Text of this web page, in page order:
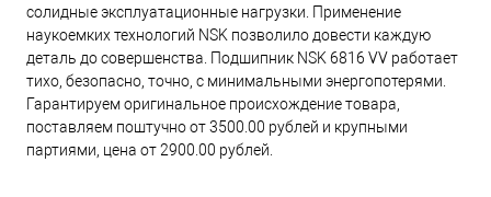
солидные эксплуатационные нагрузки. Применение
наукоемких технологий NSK позволило довести каждую
деталь до совершенства. Подшипник NSK 6816 VV работает
тихо, безопасно, точно, с минимальными энергопотерями.
Гарантируем оригинальное происхождение товара,
поставляем поштучно от 3500.00 рублей и крупными
партиями, цена от 2900.00 рублей.